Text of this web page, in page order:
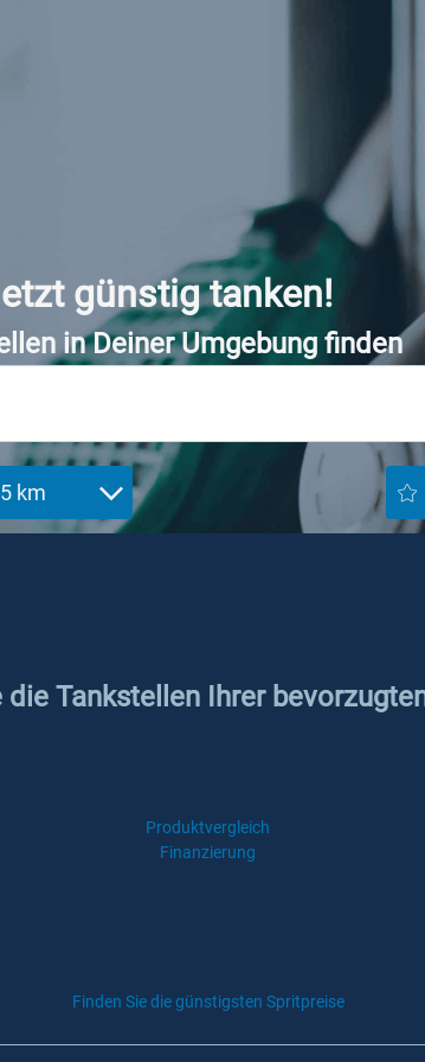
günstig tanken!
in Deiner Umgebung finden
5 km
Tankstellen Ihrer
Produktvergleich
Finanzierung
Finden Sie die günstigsten Spritpreise